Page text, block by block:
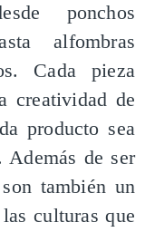
ponchos
alfombras
Cada pieza
creatividad de
producto sea
de ser
también un
culturas que